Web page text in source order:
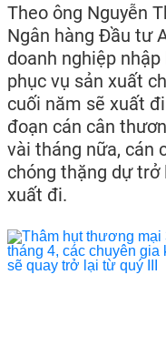
Theo ông Nguyễn
Ngân hàng Đầu tư
doanh nghiệp
phục vụ sản xuất
cuối năm sẽ xuất
đoạn cán cân
vài tháng nữa, cán
chóng thặng dự
xuất đi.